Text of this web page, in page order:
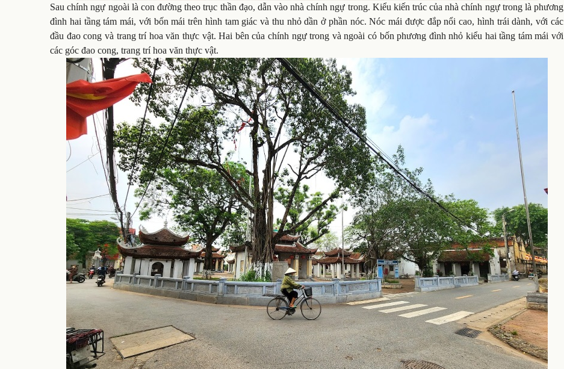
Sau chính ngự ngoài là con đường theo trục thần đạo, dẫn vào nhà chính ngự trong. Kiểu kiến trúc của nhà chính ngự trong là phương
đình hai tầng tám mái, với bốn mái trên hình tam giác và thu nhỏ dần ở phần nóc. Nóc mái được đắp nổi cao, hình trái dành, với các
đầu đao cong và trang trí hoa văn thực vật. Hai bên của chính ngự trong và ngoài có bốn phương đình nhỏ kiểu hai tầng tám mái với
các góc đao cong, trang trí hoa văn thực vật.